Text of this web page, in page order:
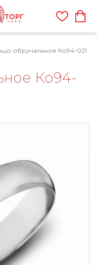
обручальное Ко94-021
Ко94-